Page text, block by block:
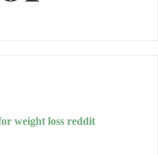
weight loss reddit